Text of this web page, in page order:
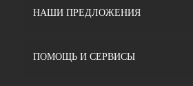
НАШИ ПРЕДЛОЖЕНИЯ
ПОМОЩЬ И СЕРВИСЫ